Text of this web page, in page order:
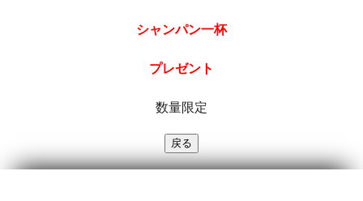
シャンパン一杯
プレゼント
数量限定